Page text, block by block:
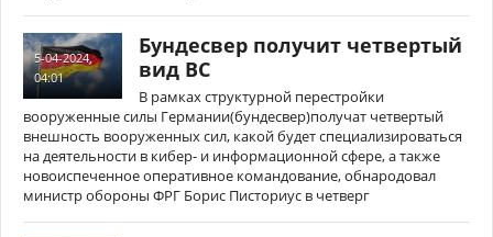
5-04-2024,
04:01
Бундесвер получит четвертый
вид ВС
В рамках структурной перестройки
вооруженные силы Германии(бундесвер)получат четвертый
внешность вооруженных сил, какой будет специализироваться
на деятельности в кибер- и информационной сфере, а также
новоиспеченное оперативное командование, обнародовал
министр обороны ФРГ Борис Писториус в четверг